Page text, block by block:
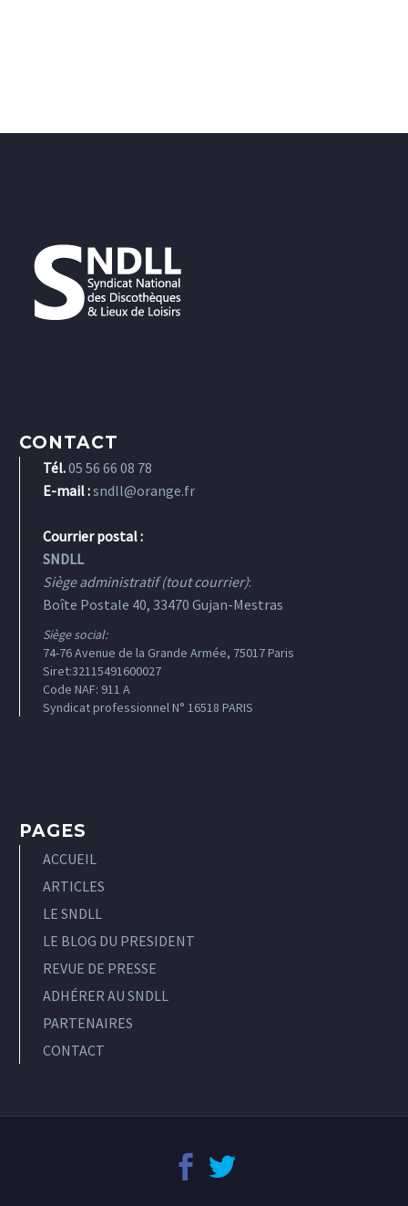
CONTACT
Tél.05 56 66 08 78
E-mail :sndll@orange.fr
Courrier postal :
SNDLL
Siège administratif (tout courrier):
Boîte Postale 40, 33470 Gujan-Mestras
Siège social:
74-76 Avenue de la Grande Armée, 75017 Paris
Siret:32115491600027
Code NAF: 911 A
Syndicat professionnel N° 16518 PARIS
PAGES
ACCUEIL
ARTICLES
LE SNDLL
LE BLOG DU PRESIDENT
REVUE DE PRESSE
ADHÉRER AU SNDLL
PARTENAIRES
CONTACT